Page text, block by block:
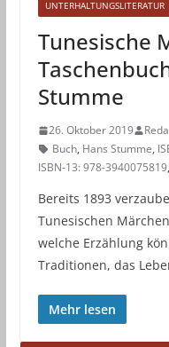
UNTERHALTUNGSLITERATUR
Tunesische
Stumme
26. Oktober 2019
Buch, Hans Stumme,
ISBN-13: 978-3940075819,
Bereits 1893
Tunesischen
welche Erzählung
Traditionen, das
Mehr lesen